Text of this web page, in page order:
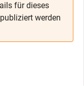
für dieses
werden